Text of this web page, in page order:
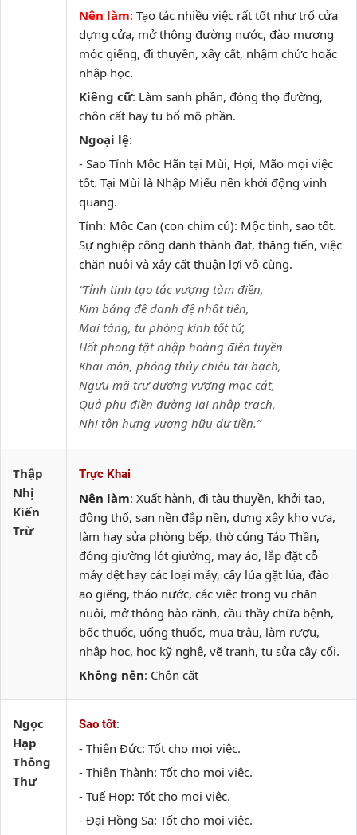
Nên làm: Tạo tác nhiều việc rất tốt như trổ cửa
dựng cửa, mở thông đường nước, đào mương
móc giếng, đi thuyền, xây cất, nhậm chức hoặc
nhập học.
Kiêng cữ: Làm sanh phần, đóng thọ đường,
chôn cất hay tu bổ mộ phần.
Ngoại lệ:
- Sao Tỉnh Mộc Hãn tại Mùi, Hợi, Mão mọi việc
tốt. Tại Mùi là Nhập Miếu nên khởi động vinh
quang.
Tỉnh: Mộc Can (con chim cú): Mộc tinh, sao tốt.
Sự nghiệp công danh thành đạt, thăng tiến, việc
chăn nuôi và xây cất thuận lợi vô cùng.
“Tỉnh tinh tạo tác vượng tàm điền,
Kim bảng đề danh đệ nhất tiên,
Mai táng, tu phòng kinh tốt tử,
Hốt phong tật nhập hoàng điên tuyền
Khai môn, phóng thủy chiêu tài bạch,
Ngưu mã trư dương vượng mạc cát,
Quả phụ điền đường lai nhập trạch,
Nhi tôn hưng vượng hữu dư tiền.”
Thập
Nhị
Kiến
Trừ
Trực Khai
Nên làm: Xuất hành, đi tàu thuyền, khởi tạo,
động thổ, san nền đắp nền, dựng xây kho vựa,
làm hay sửa phòng bếp, thờ cúng Táo Thần,
đóng giường lót giường, may áo, lắp đặt cỗ
máy dệt hay các loại máy, cấy lúa gặt lúa, đào
ao giếng, tháo nước, các việc trong vụ chăn
nuôi, mở thông hào rãnh, cầu thầy chữa bệnh,
bốc thuốc, uống thuốc, mua trâu, làm rượu,
nhập học, học kỹ nghệ, vẽ tranh, tu sửa cây cối.
Không nên: Chôn cất
Ngọc
Hạp
Thông
Thư
Sao tốt:
- Thiên Đức: Tốt cho mọi việc.
- Thiên Thành: Tốt cho mọi việc.
- Tuế Hợp: Tốt cho mọi việc.
- Đại Hồng Sa: Tốt cho mọi việc.